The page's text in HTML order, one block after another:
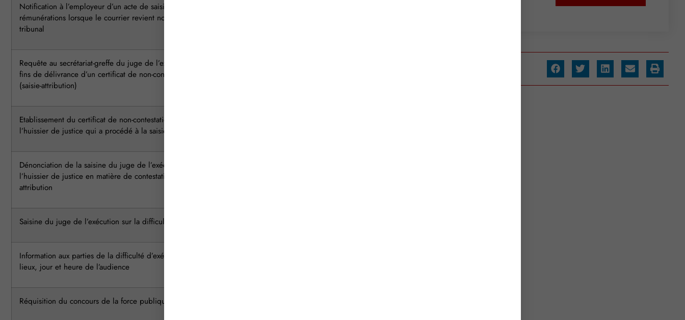
Notification à l’employeur d’un acte de saisie des
rémunérations lorsque le courrier revient non réclamé au
tribunal
Requête au secrétariat-greffe du juge de l’exécution aux
fins de délivrance d’un certificat de non-contestation
(saisie-attribution)
Etablissement du certificat de non-contestation par
l’huissier de justice qui a procédé à la saisie-attribution
Dénonciation de la saisine du juge de l’exécution à
l’huissier de justice en matière de contestation de saisie-
attribution
Saisine du juge de l’exécution sur la difficulté d’exécution
Information aux parties de la difficulté d’exécution et des
lieux, jour et heure de l’audience
Réquisition du concours de la force publique au préfet